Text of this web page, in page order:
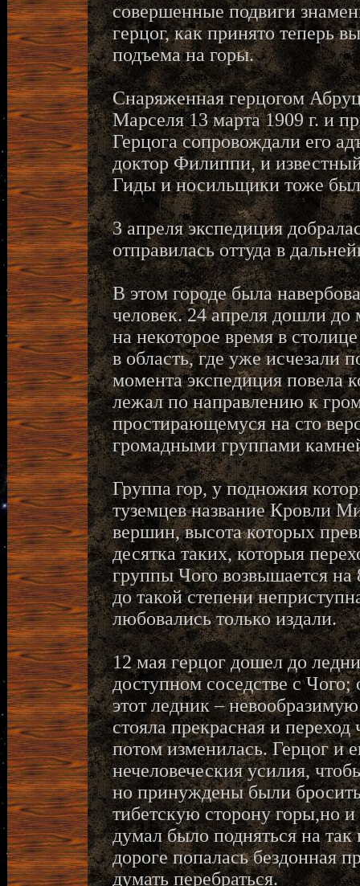
совершенные подвиги
герцог, как принято теперь
подъема на горы.
Снаряженная герцогом
Марселя 13 марта 1909 г. и
Герцога сопровождали его
доктор Филиппи, и
Гиды и носильщики тоже
3 апреля экспедиция
отправилась оттуда в
В этом городе была
человек. 24 апреля дошли
на некоторое время в
в область, где уже исчезали
момента экспедиция повела
лежал по направлению к
простирающемуся на сто
громадными группами
Группа гор, у подножия
туземцев название Кровли
вершин, высота которых
десятка таких, которыя
группы Чого возвышается на
до такой степени
любовались только издали.
12 мая герцог дошел до
доступном соседстве с Чого;
этот ледник –
стояла прекрасная и
потом изменилась. Герцог и
нечеловеческия усилия,
но принуждены были
тибетскую сторону горы,но
думал было подняться на
дороге попалась бездонная
думать перебраться.